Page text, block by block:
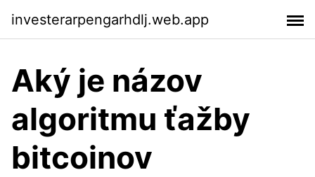
investerarpengarhdlj.web.app
Aký je názov
algoritmu ťažby
bitcoinov